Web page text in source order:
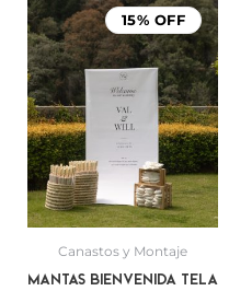
15% OFF
Canastos y Montaje
Mantas bienvenida tela
de
precios:
desde
$1,199.00
hasta
$1,499.00